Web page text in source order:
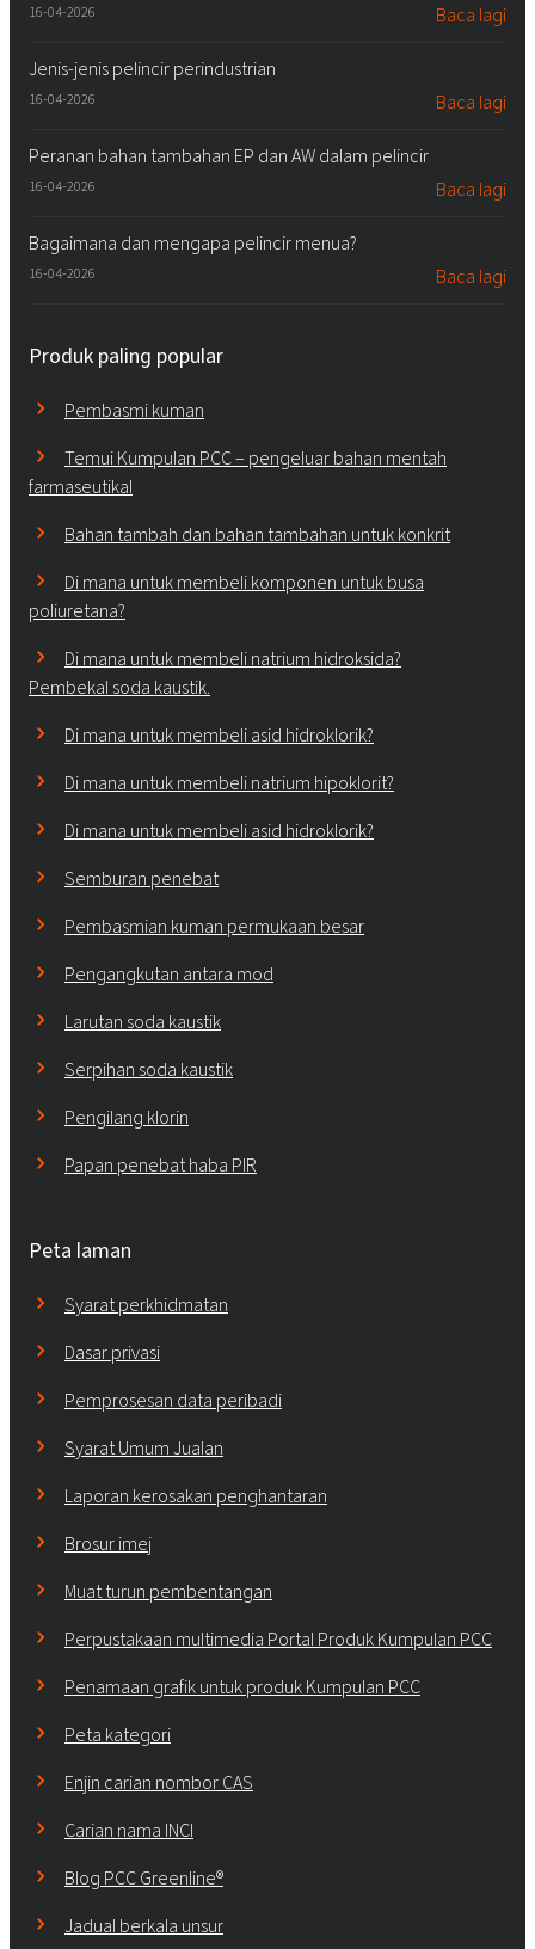
16-04-2026 Baca lagi
Jenis-jenis pelincir perindustrian
16-04-2026 Baca lagi
Peranan bahan tambahan EP dan AW dalam pelincir
16-04-2026 Baca lagi
Bagaimana dan mengapa pelincir menua?
16-04-2026 Baca lagi
Produk paling popular
Pembasmi kuman
Temui Kumpulan PCC – pengeluar bahan mentah
farmaseutikal
Bahan tambah dan bahan tambahan untuk konkrit
Di mana untuk membeli komponen untuk busa
poliuretana?
Di mana untuk membeli natrium hidroksida?
Pembekal soda kaustik.
Di mana untuk membeli asid hidroklorik?
Di mana untuk membeli natrium hipoklorit?
Di mana untuk membeli asid hidroklorik?
Semburan penebat
Pembasmian kuman permukaan besar
Pengangkutan antara mod
Larutan soda kaustik
Serpihan soda kaustik
Pengilang klorin
Papan penebat haba PIR
Peta laman
Syarat perkhidmatan
Dasar privasi
Pemprosesan data peribadi
Syarat Umum Jualan
Laporan kerosakan penghantaran
Brosur imej
Muat turun pembentangan
Perpustakaan multimedia Portal Produk Kumpulan PCC
Penamaan grafik untuk produk Kumpulan PCC
Peta kategori
Enjin carian nombor CAS
Carian nama INCI
Blog PCC Greenline®
Jadual berkala unsur